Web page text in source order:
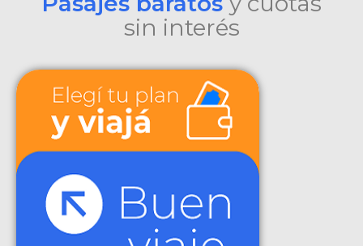
sin interés